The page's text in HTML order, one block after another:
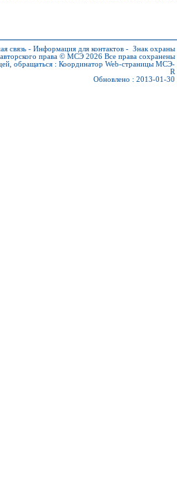
связь - Информация для контактов - Знак охраны
авторского права © МСЭ 2026 Все права сохранены
обращаться : Координатор Web-страницы МСЭ-
R
Обновлено : 2013-01-30